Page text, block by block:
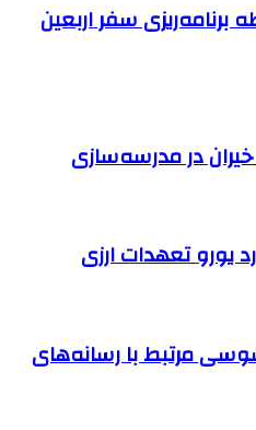
برنامه‌ریزی سفر اربعین
مرتبط با رسانه‌های